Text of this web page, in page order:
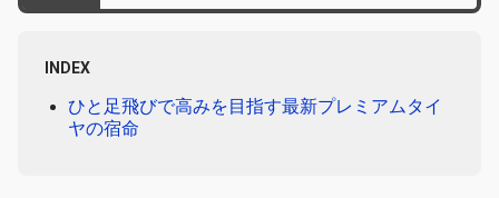
INDEX
ひと足飛びで高みを目指す最新プレミアムタイ
ヤの宿命